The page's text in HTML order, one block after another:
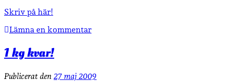
Skriv på här!
Lämna en kommentar
1 kg kvar!
Publicerat den 27 maj 2009